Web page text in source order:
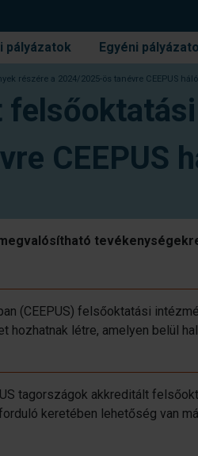
pályázatok Egyéni
részére a 2024/2025-ös tanévre CEEPUS
CEEPUS
(CEEPUS) felsőoktatási
hozhatnak létre, amelyen belül
tagországok akkreditált
keretében lehetőség van